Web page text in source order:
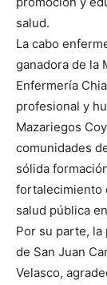
salud.
La cabo
ganadora de la
Enfermería
profesional y
Mazariegos
comunidades
sólida
fortalecimiento
salud pública
Por su parte, la
de San Juan
Velasco,